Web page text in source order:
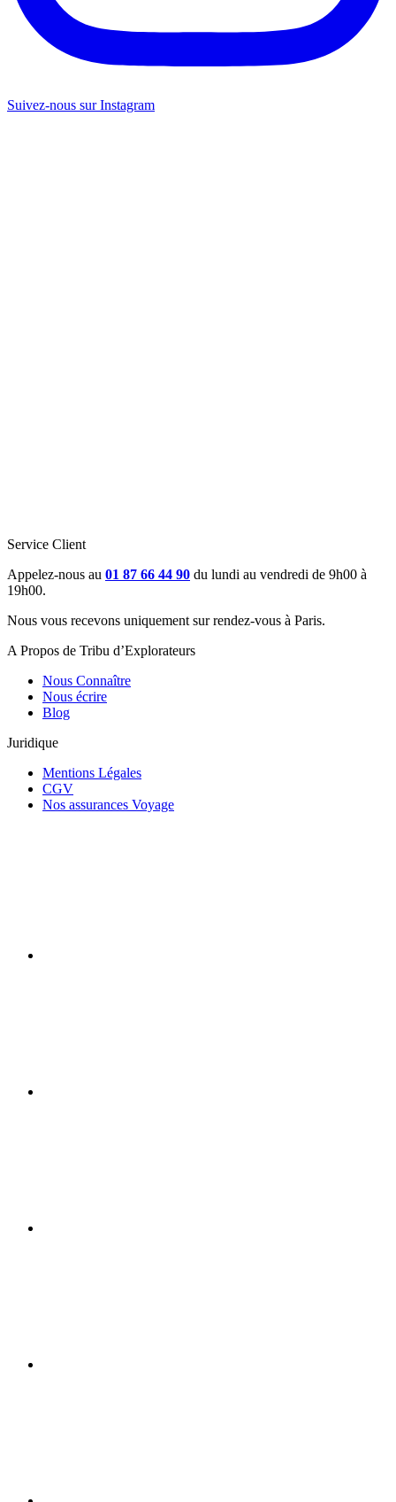
Suivez-nous sur Instagram
Service Client
Appelez-nous au 01 87 66 44 90 du lundi au vendredi de 9h00 à
19h00.
Nous vous recevons uniquement sur rendez-vous à Paris.
A Propos de Tribu d’Explorateurs
Nous Connaître
Nous écrire
Blog
Juridique
Mentions Légales
CGV
Nos assurances Voyage